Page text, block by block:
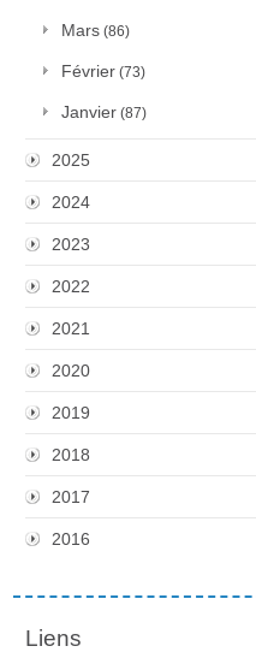
Mars (86)
Février (73)
Janvier (87)
2025
2024
2023
2022
2021
2020
2019
2018
2017
2016
Liens